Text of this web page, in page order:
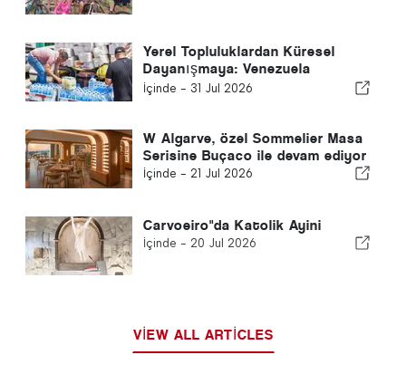
Yerel Topluluklardan Küresel
Dayanışmaya: Venezuela
Depremlerinden Sonra Kolektif
İçinde - 31 Jul 2026
W Algarve, özel Sommelier Masa
Serisine Buçaco ile devam ediyor
İçinde - 21 Jul 2026
Carvoeiro"da Katolik Ayini
İçinde - 20 Jul 2026
VIEW ALL ARTICLES